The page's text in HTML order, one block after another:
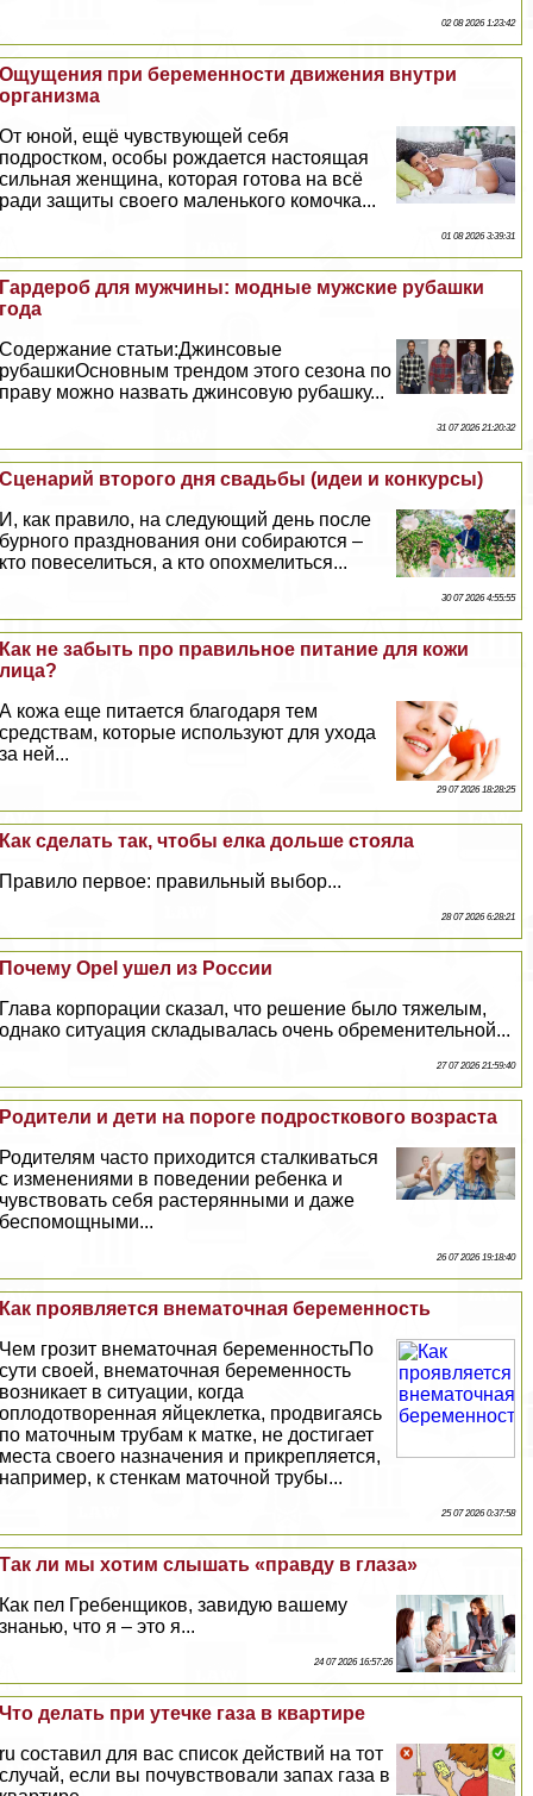
02 08 2026 1:23:42
Ощущения при беременности движения внутри
организма
От юной, ещё чувствующей себя
подростком, особы рождается настоящая
сильная женщина, которая готова на всё
ради защиты своего маленького комочка...
01 08 2026 3:39:31
Гардероб для мужчины: модные мужские рубашки
года
Содержание статьи:Джинсовые
рубашкиОсновным трендом этого сезона по
праву можно назвать джинсовую рубашку...
31 07 2026 21:20:32
Сценарий второго дня свадьбы (идеи и конкурсы)
И, как правило, на следующий день после
бурного празднования они собираются –
кто повеселиться, а кто опохмелиться...
30 07 2026 4:55:55
Как не забыть про правильное питание для кожи
лица?
А кожа еще питается благодаря тем
средствам, которые используют для ухода
за ней...
29 07 2026 18:28:25
Как сделать так, чтобы елка дольше стояла
Правило первое: правильный выбор...
28 07 2026 6:28:21
Почему Opel ушел из России
Глава корпорации сказал, что решение было тяжелым,
однако ситуация складывалась очень обременительной...
27 07 2026 21:59:40
Родители и дети на пороге подросткового возраста
Родителям часто приходится сталкиваться
с изменениями в поведении ребенка и
чувствовать себя растерянными и даже
беспомощными...
26 07 2026 19:18:40
Как проявляется внематочная беременность
Чем грозит внематочная беременностьПо
сути своей, внематочная беременность
возникает в ситуации, когда
оплодотворенная яйцеклетка, продвигаясь
по маточным трубам к матке, не достигает
места своего назначения и прикрепляется,
например, к стенкам маточной трубы...
25 07 2026 0:37:58
Так ли мы хотим слышать «правду в глаза»
Как пел Гребенщиков, завидую вашему
знанью, что я – это я...
24 07 2026 16:57:26
Что делать при утечке газа в квартире
ru составил для вас список действий на тот
случай, если вы почувствовали запах газа в